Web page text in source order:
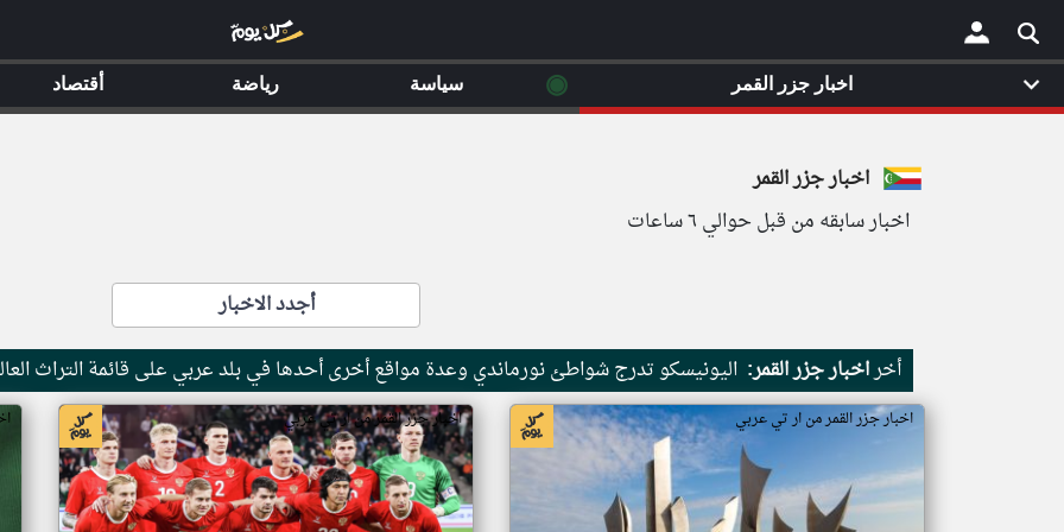
×
اخبار جزر القمر
اخبار سابقه من قبل حوالي ٦ ساعات
أجدد الاخبار
أخراخبار جزر القمر: اليونيسكو تدرج شواطئ نورماندي وعدة مواقع أخرى أحدها في بلد عربي على قائمة التراث
اخبار جزر القمر من ار تي عربي اخبار جزر القمر من ار تي عربي
اخبار جزر القمر ◉ سياسة رياضة أقتصاد